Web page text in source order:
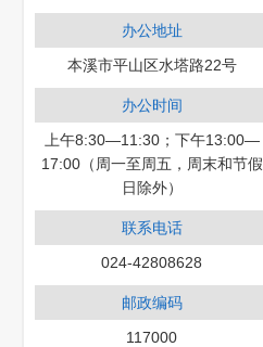
办公地址
本溪市平山区水塔路22号
办公时间
上午8:30—11:30；下午13:00—
17:00（周一至周五，周末和节假
日除外）
联系电话
024-42808628
邮政编码
117000